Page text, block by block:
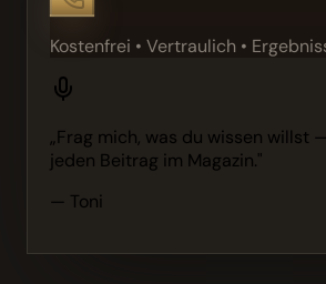
Kostenfrei • Vertraulich •
„Frag mich, was du wissen willst
jeden Beitrag im Magazin."
— Toni